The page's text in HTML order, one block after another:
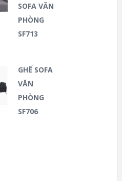
SOFA VĂN
PHÒNG
SF713
GHẾ SOFA
VĂN
PHÒNG
SF706